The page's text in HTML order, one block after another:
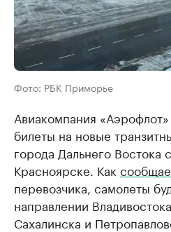
Фото: РБК Приморье
Авиакомпания
билеты на новые
города Дальнего Востока
Красноярске. Как
перевозчика, самолеты
направлении
Сахалинска и